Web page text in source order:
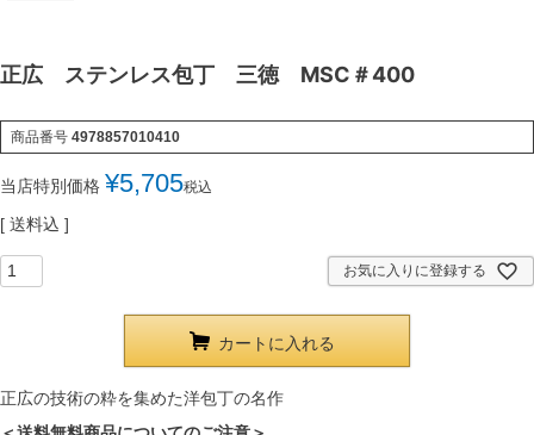
正広 ステンレス包丁 三徳 MSC＃400
商品番号 4978857010410
当店特別価格 ¥5,705税込
送料込
お気に入りに登録する
カートに入れる
正広の技術の粋を集めた洋包丁の名作